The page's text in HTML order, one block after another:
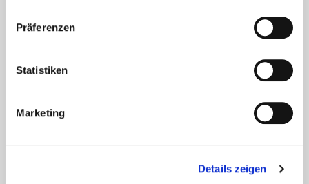
Präferenzen
Statistiken
Marketing
Details zeigen
Ansteckungsgefahren aus dem
Mehr erfahren
17. März 2020